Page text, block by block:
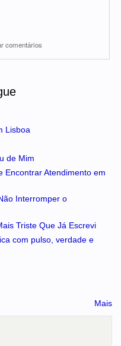
comentários
Lisboa
de Mim
Encontrar Atendimento em
Interromper o
Triste Que Já Escrevi
com pulso, verdade e
Mais